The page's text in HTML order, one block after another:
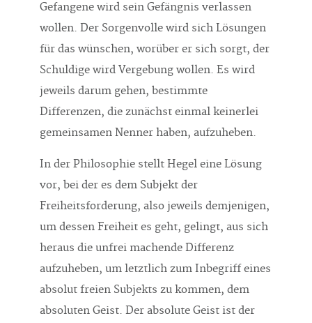
Gefangene wird sein Gefängnis verlassen
wollen. Der Sorgenvolle wird sich Lösungen
für das wünschen, worüber er sich sorgt, der
Schuldige wird Vergebung wollen. Es wird
jeweils darum gehen, bestimmte
Differenzen, die zunächst einmal keinerlei
gemeinsamen Nenner haben, aufzuheben.
In der Philosophie stellt Hegel eine Lösung
vor, bei der es dem Subjekt der
Freiheitsforderung, also jeweils demjenigen,
um dessen Freiheit es geht, gelingt, aus sich
heraus die unfrei machende Differenz
aufzuheben, um letztlich zum Inbegriff eines
absolut freien Subjekts zu kommen, dem
absoluten Geist. Der absolute Geist ist der